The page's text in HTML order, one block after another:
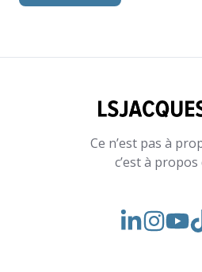
Ce n’est pas à
c’est à propos
VoirVoir